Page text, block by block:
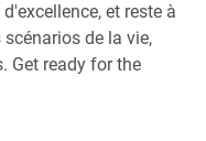
et reste à
de la vie,
Get ready for the